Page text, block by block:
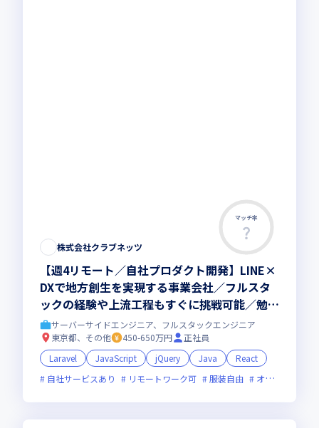
マッチ率
株式会社クラブネッツ
【週4リモート／自社プロダクト開発】LINE×
DXで地方創生を実現する事業会社／フルスタ
ックの経験や上流工程もすぐに挑戦可能／勉強
会やAI駆動型の開発など技術革新に積極的
サーバーサイドエンジニア、フルスタックエンジニア
東京都、その他
450-650万円
正社員
Laravel
JavaScript jQuery Java
React
自社サービスあり
リモートワーク可 服装自由 オンライン選考可